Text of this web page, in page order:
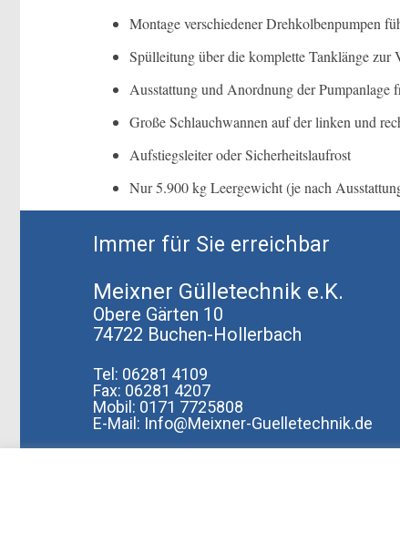
Montage verschiedener Drehkolbenpumpen
Spülleitung über die komplette Tanklänge zur
Ausstattung und Anordnung der Pumpanlage
Große Schlauchwannen auf der linken und
Aufstiegsleiter oder Sicherheitslaufrost
Nur 5.900 kg Leergewicht (je nach
Immer für Sie erreichbar
Meixner Gülletechnik e.K.
Obere Gärten 10
74722 Buchen-Hollerbach
Tel: 06281 4109
Fax: 06281 4207
Mobil: 0171 7725808
E-Mail: Info@Meixner-Guelletechnik.de